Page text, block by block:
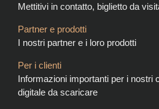
Mettitivi in contatto, biglietto da
Partner e prodotti
I nostri partner e i loro prodotti
Per i clienti
Informazioni importanti per i nostri
digitale da scaricare